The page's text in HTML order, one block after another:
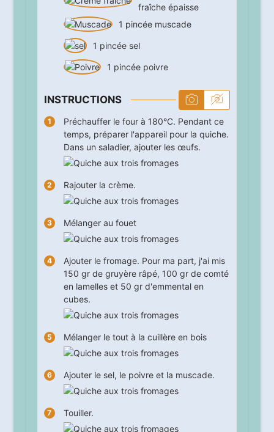
fraîche épaisse
1 pincée muscade
1 pincée sel
1 pincée poivre
INSTRUCTIONS
Préchauffer le four à 180°C. Pendant ce
temps, préparer l'appareil pour la quiche.
Dans un saladier, ajouter les œufs.
Rajouter la crème.
Mélanger au fouet
Ajouter le fromage. Pour ma part, j'ai mis
150 gr de gruyère râpé, 100 gr de comté
en lamelles et 50 gr d'emmental en
cubes.
Mélanger le tout à la cuillère en bois
Ajouter le sel, le poivre et la muscade.
Touiller.